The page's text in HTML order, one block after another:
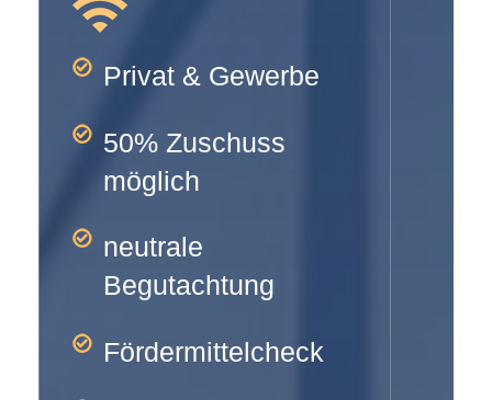
Privat & Gewerbe
50% Zuschuss
möglich
neutrale
Begutachtung
Fördermittelcheck